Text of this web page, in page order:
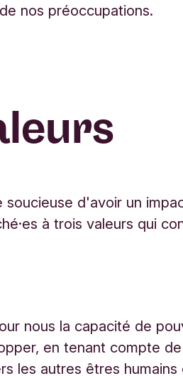
nos préoccupations.
soucieuse d'avoir un
à trois valeurs qui
nous la capacité de
en tenant compte
les autres êtres humains